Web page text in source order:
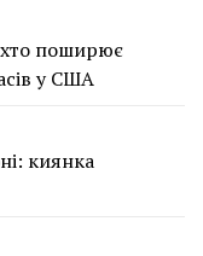
поширює
у США
киянка